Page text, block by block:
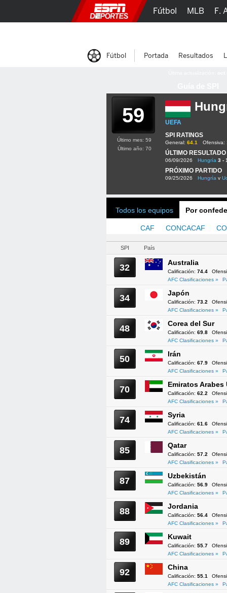
59
UEFA
SPI RATINGS
General: 64.1 Ofensiva:
ÚLTIMO RESULTADO
06/09/2026 Hungría 3 -
PRÓXIMO PARTIDO
09/25/2026 Hungría v
Último mes: 59
Último año: 70
Todos los equipos Por
CAF CONCACAF
SPI País
32 Australia
Calificación: 74.4
AFC Clasificaciones »
34 Japón
Calificación: 73.2
AFC Clasificaciones »
48 Corea del Sur
Calificación: 69.8
AFC Clasificaciones »
50 Irán
Calificación: 67.9
AFC Clasificaciones »
70 Emiratos Arabes
Calificación: 62.2
AFC Clasificaciones »
74 Syria
Calificación: 61.6
AFC Clasificaciones »
85 Qatar
Calificación: 57.2
AFC Clasificaciones »
87 Uzbekistán
Calificación: 56.9
AFC Clasificaciones »
88 Jordania
Calificación: 56.4
AFC Clasificaciones »
89 Kuwait
Calificación: 55.7
AFC Clasificaciones »
92 China
Calificación: 55.1
AFC Clasificaciones »
Fútbol MLB F.
Fútbol Portada Resultados